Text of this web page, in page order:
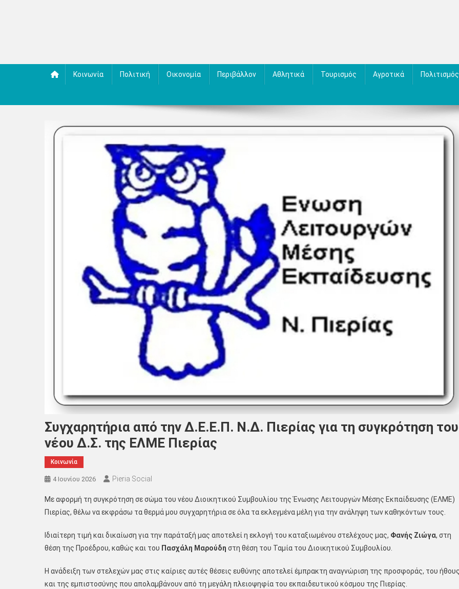
Κοινωνία Πολιτική Οικονομία Περιβάλλον Αθλητικά Τουρισμός Αγροτικά Πολιτισμός
Συγχαρητήρια από την Δ.Ε.Ε.Π. Ν.Δ. Πιερίας για τη συγκρότηση του
νέου Δ.Σ. της ΕΛΜΕ Πιερίας
Κοινωνία
4 Ιουνίου 2026 Pieria Social
Με αφορμή τη συγκρότηση σε σώμα του νέου Διοικητικού Συμβουλίου της Ένωσης Λειτουργών Μέσης Εκπαίδευσης (ΕΛΜΕ)
Πιερίας, θέλω να εκφράσω τα θερμά μου συγχαρητήρια σε όλα τα εκλεγμένα μέλη για την ανάληψη των καθηκόντων τους.
​Ιδιαίτερη τιμή και δικαίωση για την παράταξή μας αποτελεί η εκλογή του καταξιωμένου στελέχους μας, Φανής Ζιώγα, στη
θέση της Προέδρου, καθώς και του Πασχάλη Μαρούδη στη θέση του Ταμία του Διοικητικού Συμβουλίου.
​Η ανάδειξη των στελεχών μας στις καίριες αυτές θέσεις ευθύνης αποτελεί έμπρακτη αναγνώριση της προσφοράς, του
και της εμπιστοσύνης που απολαμβάνουν από τη μεγάλη πλειοψηφία του εκπαιδευτικού κόσμου της Πιερίας.